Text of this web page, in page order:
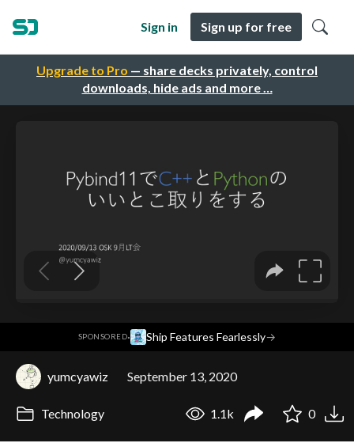
Upgrade to Pro — share decks privately, control
downloads, hide ads and more …
Sign in Sign up for free
SPONSORED· Ship Features Fearlessly→
yumcyawiz September 13, 2020
Technology 1.1k 0